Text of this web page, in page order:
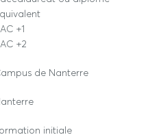
+1
+2
de Nanterre
initiale